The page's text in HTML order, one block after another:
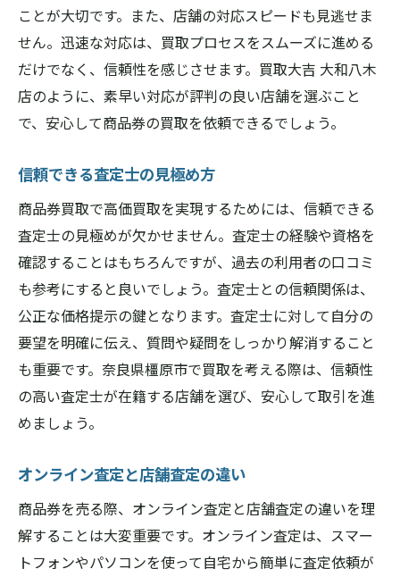
ことが大切です。また、店舗の対応スピードも見逃せま
せん。迅速な対応は、買取プロセスをスムーズに進める
だけでなく、信頼性を感じさせます。買取大吉 大和八木
店のように、素早い対応が評判の良い店舗を選ぶこと
で、安心して商品券の買取を依頼できるでしょう。
信頼できる査定士の見極め方
商品券買取で高価買取を実現するためには、信頼できる
査定士の見極めが欠かせません。査定士の経験や資格を
確認することはもちろんですが、過去の利用者の口コミ
も参考にすると良いでしょう。査定士との信頼関係は、
公正な価格提示の鍵となります。査定士に対して自分の
要望を明確に伝え、質問や疑問をしっかり解消すること
も重要です。奈良県橿原市で買取を考える際は、信頼性
の高い査定士が在籍する店舗を選び、安心して取引を進
めましょう。
オンライン査定と店舗査定の違い
商品券を売る際、オンライン査定と店舗査定の違いを理
解することは大変重要です。オンライン査定は、スマー
トフォンやパソコンを使って自宅から簡単に査定依頼が